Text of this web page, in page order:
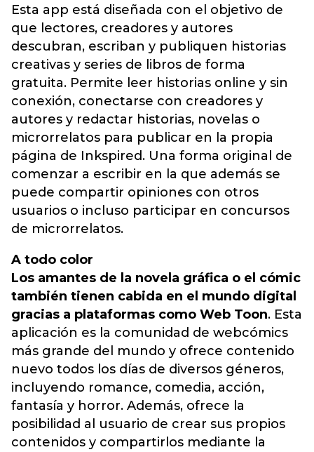
Esta app está diseñada con el objetivo de
que lectores, creadores y autores
descubran, escriban y publiquen historias
creativas y series de libros de forma
gratuita. Permite leer historias online y sin
conexión, conectarse con creadores y
autores y redactar historias, novelas o
microrrelatos para publicar en la propia
página de Inkspired. Una forma original de
comenzar a escribir en la que además se
puede compartir opiniones con otros
usuarios o incluso participar en concursos
de microrrelatos.
A todo color
Los amantes de la novela gráfica o el cómic
también tienen cabida en el mundo digital
gracias a plataformas como Web Toon. Esta
aplicación es la comunidad de webcómics
más grande del mundo y ofrece contenido
nuevo todos los días de diversos géneros,
incluyendo romance, comedia, acción,
fantasía y horror. Además, ofrece la
posibilidad al usuario de crear sus propios
contenidos y compartirlos mediante la